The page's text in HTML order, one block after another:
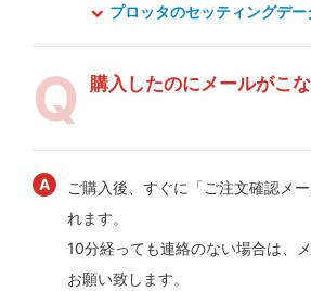
プロッタのセッティングデ
購入したのにメールがこ
ご購入後、すぐに「ご注文確認メ
れます。
10分経っても連絡のない場合は、
お願い致します。